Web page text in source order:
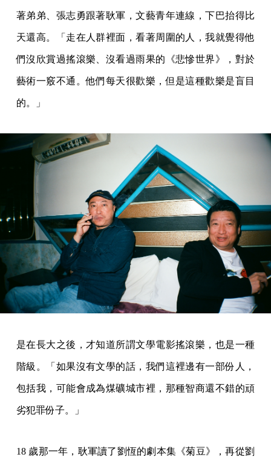
著弟弟、張志勇跟著耿軍，文藝青年連線，下巴抬得比
天還高。「走在人群裡面，看著周圍的人，我就覺得他
們沒欣賞過搖滾樂、沒看過雨果的《悲慘世界》，對於
藝術一竅不通。他們每天很歡樂，但是這種歡樂是盲目
的。」
是在長大之後，才知道所謂文學電影搖滾樂，也是一種
階級。「如果沒有文學的話，我們這裡邊有一部份人，
包括我，可能會成為煤礦城市裡，那種智商還不錯的頑
劣犯罪份子。」
18 歲那一年，耿軍讀了劉恆的劇本集《菊豆》，再從劉